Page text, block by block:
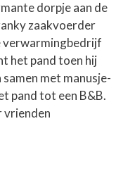
dorpje aan de
zaakvoerder
verwarmingbedrijf
het pand toen hij
met manusje-
pand tot een B&B.
vrienden